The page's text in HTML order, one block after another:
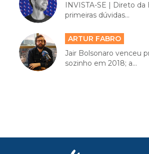
INVISTA-SE | Direto da
primeiras dúvidas...
ARTUR FABRO
Jair Bolsonaro venceu
sozinho em 2018; a...